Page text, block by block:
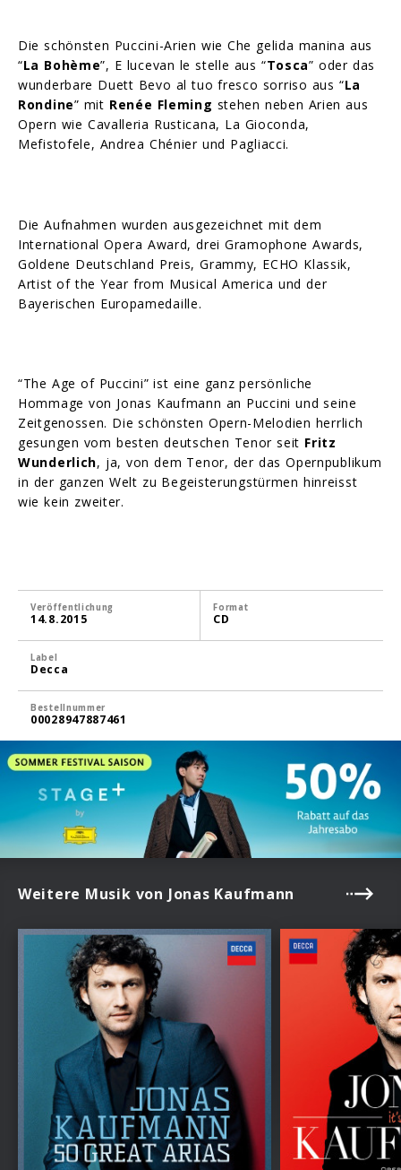
Die schönsten Puccini-Arien wie Che gelida manina aus
“La Bohème”, E lucevan le stelle aus “Tosca” oder das
wunderbare Duett Bevo al tuo fresco sorriso aus “La
Rondine” mit Renée Fleming stehen neben Arien aus
Opern wie Cavalleria Rusticana, La Gioconda,
Mefistofele, Andrea Chénier und Pagliacci.
Die Aufnahmen wurden ausgezeichnet mit dem
International Opera Award, drei Gramophone Awards,
Goldene Deutschland Preis, Grammy, ECHO Klassik,
Artist of the Year from Musical America und der
Bayerischen Europamedaille.
“The Age of Puccini” ist eine ganz persönliche
Hommage von Jonas Kaufmann an Puccini und seine
Zeitgenossen. Die schönsten Opern-Melodien herrlich
gesungen vom besten deutschen Tenor seit Fritz
Wunderlich, ja, von dem Tenor, der das Opernpublikum
in der ganzen Welt zu Begeisterungstürmen hinreisst
wie kein zweiter.
Veröffentlichung
14.8.2015
Format
CD
Label
Decca
Bestellnummer
00028947887461
Weitere Musik von Jonas Kaufmann